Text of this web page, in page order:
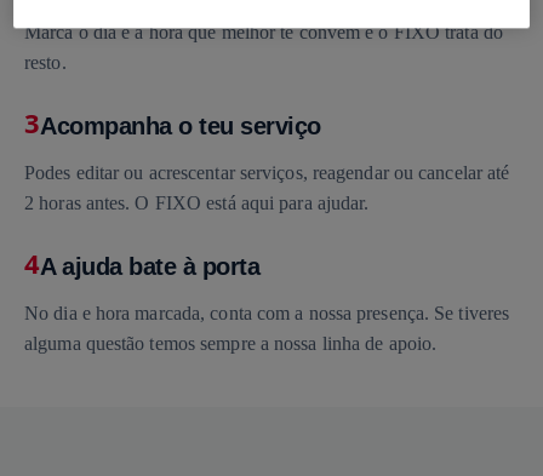
Marca o dia e a hora que melhor te convêm e o FIXO trata do
resto.
3Acompanha o teu serviço
Podes editar ou acrescentar serviços, reagendar ou cancelar até
2 horas antes. O FIXO está aqui para ajudar.
4A ajuda bate à porta
No dia e hora marcada, conta com a nossa presença. Se tiveres
alguma questão temos sempre a nossa linha de apoio.